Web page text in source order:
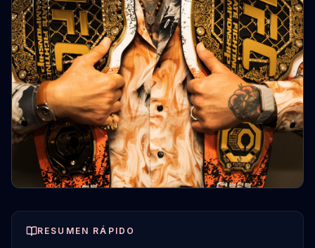
RESUMEN RÁPIDO